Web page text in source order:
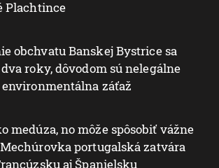
Plachtince
obchvatu Banskej Bystrice sa
roky, dôvodom sú nelegálne
záťaž
medúza, no môže spôsobiť vážne
portugalská zatvára
aj Španielsku